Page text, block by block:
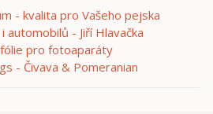
- kvalita pro Vašeho pejska
automobilů - Jiří Hlavačka
pro fotoaparáty
- Čivava & Pomeranian